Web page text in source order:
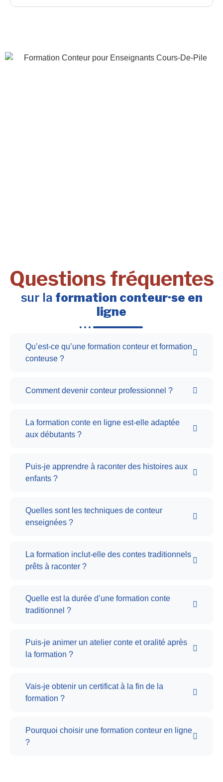
Questions fréquentes
sur la formation conteur·se en
ligne
Qu’est-ce qu’une formation conteur et formation
conteuse ?
Comment devenir conteur professionnel ?
La formation conte en ligne est-elle adaptée
aux débutants ?
Puis-je apprendre à raconter des histoires aux
enfants ?
Quelles sont les techniques de conteur
enseignées ?
La formation inclut-elle des contes traditionnels
prêts à raconter ?
Quelle est la durée d’une formation conte
traditionnel ?
Puis-je animer un atelier conte et oralité après
la formation ?
Vais-je obtenir un certificat à la fin de la
formation ?
Pourquoi choisir une formation conteur en ligne
?